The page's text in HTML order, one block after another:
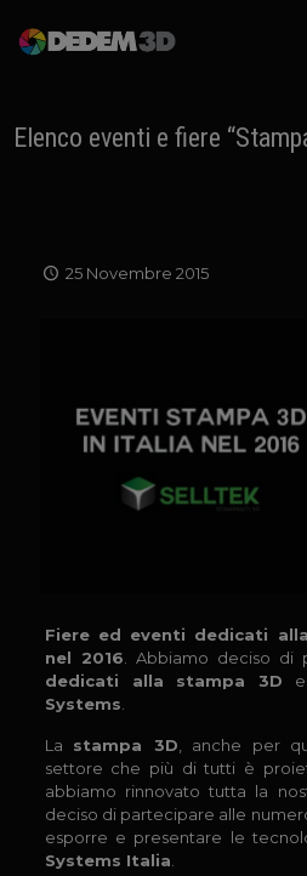
Prodotti
Newsletter
Elenco eventi e fiere
25 Novembre 2015
Fiere ed eventi dedicati
nel 2016 . Abbiamo deciso di
dedicati alla stampa 3D
Systems
La stampa 3D , anche per
settore che più di tutti è
abbiamo rinnovato tutta la
deciso di partecipare alle
esporre e presentare le
Systems Italia